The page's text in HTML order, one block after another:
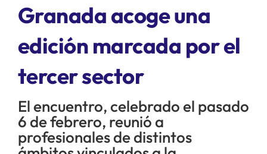
SERVICIOS
APOYO I+D+I
NOTICIAS
Granada acoge una
edición marcada por el
tercer sector
El encuentro, celebrado el pasado
6 de febrero, reunió a
profesionales de distintos